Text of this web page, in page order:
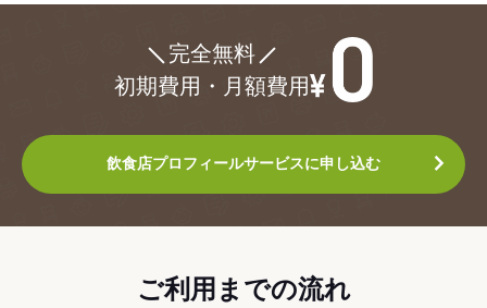
完全無料
初期費用・月額費用
飲食店プロフィールサービスに申し込む
ご利用までの流れ